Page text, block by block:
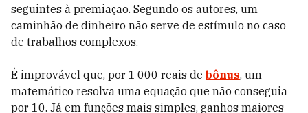
seguintes à premiação. Segundo os autores, um
caminhão de dinheiro não serve de estímulo no caso
de trabalhos complexos.
É improvável que, por 1 000 reais de bônus, um
matemático resolva uma equação que não conseguia
por 10. Já em funções mais simples, ganhos maiores